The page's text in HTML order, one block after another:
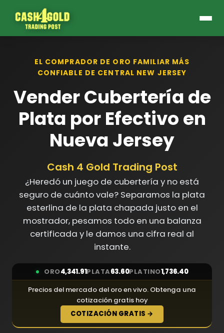
EL COMPRADOR DE ORO FAMILIAR MÁS
CONFIABLE DE CENTRAL NEW JERSEY
Vender Cubertería de
Plata por Efectivo en
Nueva Jersey
Cash 4 Gold Trading Post
¿Heredó un juego de cubertería y no está
seguro de cuánto vale? Separamos la plata
esterlina de la plata chapada justo en el
mostrador, pesamos todo en una balanza
certificada y le damos una cifra real al
instante.
ORO4,341.91PLATA63.60PLATINO1,736.40
Precios del mercado del oro en vivo. Obtenga una
cotización gratis hoy
COTIZACIÓN GRATIS →